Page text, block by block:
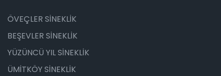
ÖVEÇLER SİNEKLİK
BEŞEVLER SİNEKLİK
YÜZÜNCÜ YIL SİNEKLİK
ÜMİTKÖY SİNEKLİK